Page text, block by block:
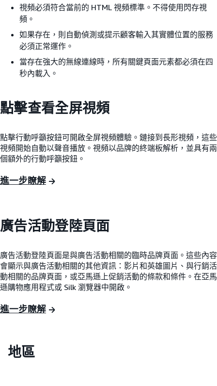
視頻必須符合當前的 HTML 視頻標準。不得使用閃存視
頻。
如果存在，則自動偵測或提示顧客輸入其實體位置的服務
必須正常運作。
當存在強大的無線連線時，所有關鍵頁面元素都必須在四
秒內載入。
點擊查看全屏視頻
點擊行動呼籲按鈕可開啟全屏視頻體驗。鏈接到長形視頻，這些
視頻開始自動以聲音播放。視頻以品牌的終端板解析，並具有兩
個額外的行動呼籲按鈕。
進一步瞭解
廣告活動登陸頁面
廣告活動登陸頁面是與廣告活動相關的臨時品牌頁面。這些內容
會顯示與廣告活動相關的其他資訊：影片和英雄圖片、與行銷活
動相關的品牌頁面，或亞馬遜上促銷活動的條款和條件。在亞馬
遜購物應用程式或 Silk 瀏覽器中開啟。
進一步瞭解
地區